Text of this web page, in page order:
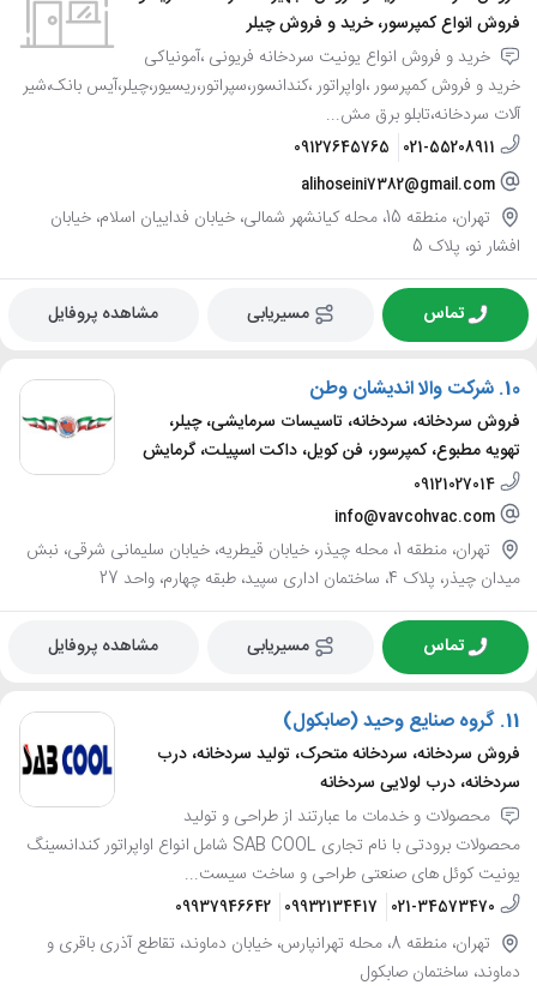
فروش انواع کمپرسور، خرید و فروش چیلر
خرید و فروش انواع یونیت سردخانه فریونی ،آمونیاکی
خرید و فروش کمپرسور ،اواپراتور ،کندانسور،سپراتور،ریسیور،چیلر،آیس بانک،شیر
آلات سردخانه،تابلو برق مش...
021-55208911
09127645765
alihoseini7382@gmail.com
تهران، منطقه 15، محله کیانشهر شمالی، خیابان فداییان اسلام، خیابان
افشار نو، پلاک 5
تماس مسیریابی مشاهده پروفایل
10. شرکت والا اندیشان وطن
فروش سردخانه، سردخانه، تاسیسات سرمایشی، چیلر،
تهویه مطبوع، کمپرسور، فن کویل، داکت اسپیلت، گرمایش
09121027014
info@vavcohvac.com
تهران، منطقه 1، محله چیذر، خیابان قیطریه، خیابان سلیمانی شرقی، نبش
میدان چیذر، پلاک 4، ساختمان اداری سپید، طبقه چهارم، واحد 27
تماس مسیریابی مشاهده پروفایل
11. گروه صنایع وحید (صابکول)
فروش سردخانه، سردخانه متحرک، تولید سردخانه، درب
سردخانه، درب لولایی سردخانه
محصولات و خدمات ما عبارتند از طراحی و تولید
محصولات برودتی با نام تجاری SAB COOL شامل انواع اواپراتور کندانسینگ
یونیت کوئل های صنعتی طراحی و ساخت سیست...
021-34573470
09932134417
09937946642
تهران، منطقه 8، محله تهرانپارس، خیابان دماوند، تقاطع آذری باقری و
دماوند، ساختمان صابکول